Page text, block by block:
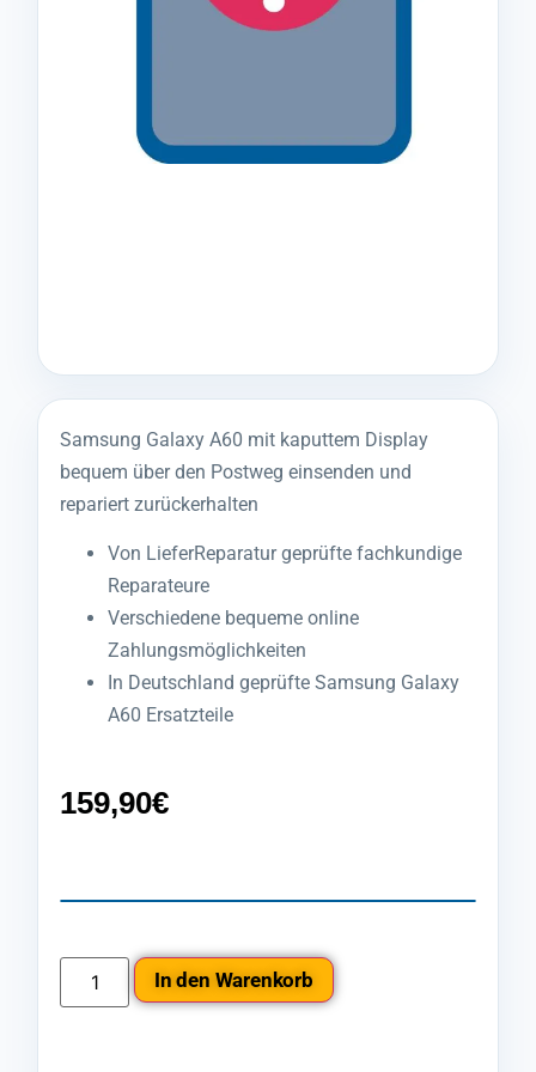
Samsung Galaxy A60 mit kaputtem Display
bequem über den Postweg einsenden und
repariert zurückerhalten
Von LieferReparatur geprüfte fachkundige
Reparateure
Verschiedene bequeme online
Zahlungsmöglichkeiten
In Deutschland geprüfte Samsung Galaxy
A60 Ersatzteile
159,90€
In den Warenkorb